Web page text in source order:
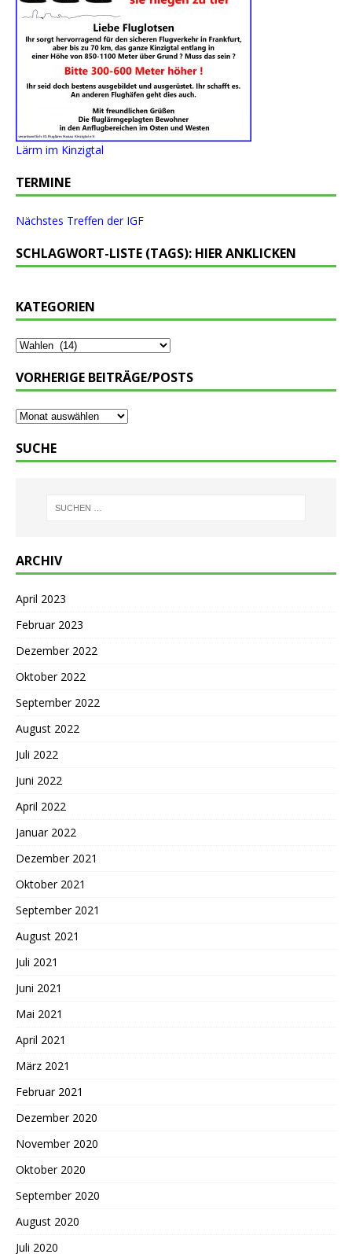
Lärm im Kinzigtal
TERMINE
Nächstes Treffen der IGF
SCHLAGWORT-LISTE (TAGS): HIER ANKLICKEN
KATEGORIEN
VORHERIGE BEITRÄGE/POSTS
SUCHE
ARCHIV
April 2023
Februar 2023
Dezember 2022
Oktober 2022
September 2022
August 2022
Juli 2022
Juni 2022
April 2022
Januar 2022
Dezember 2021
Oktober 2021
September 2021
August 2021
Juli 2021
Juni 2021
Mai 2021
April 2021
März 2021
Februar 2021
Dezember 2020
November 2020
Oktober 2020
September 2020
August 2020
Juli 2020